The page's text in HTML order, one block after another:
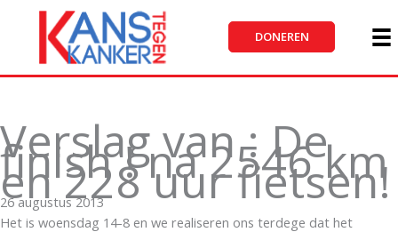
inhoud
DONEREN
Verslag van : De
finish ! na 2546 km
en 228 uur fietsen!
26 augustus 2013
Het is woensdag 14-8 en we realiseren ons terdege dat het